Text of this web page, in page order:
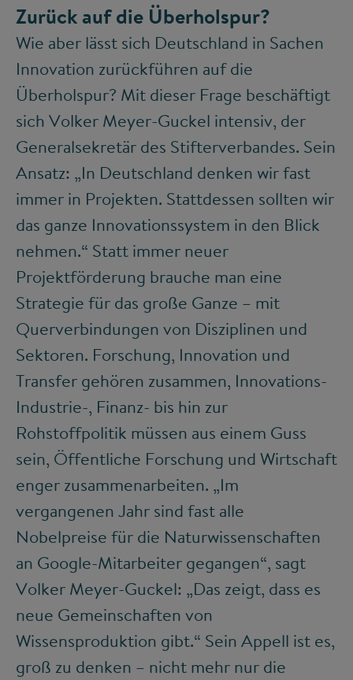
Zurück auf die Überholspur?
Wie aber lässt sich Deutschland in Sachen
Innovation zurückführen auf die
Überholspur? Mit dieser Frage beschäftigt
sich Volker Meyer-Guckel intensiv, der
Generalsekretär des Stifterverbandes. Sein
Ansatz: „In Deutschland denken wir fast
immer in Projekten. Stattdessen sollten wir
das ganze Innovationssystem in den Blick
nehmen.“ Statt immer neuer
Projektförderung brauche man eine
Strategie für das große Ganze – mit
Querverbindungen von Disziplinen und
Sektoren. Forschung, Innovation und
Transfer gehören zusammen, Innovations-
Industrie-, Finanz- bis hin zur
Rohstoffpolitik müssen aus einem Guss
sein, Öffentliche Forschung und Wirtschaft
enger zusammenarbeiten. „Im
vergangenen Jahr sind fast alle
Nobelpreise für die Naturwissenschaften
an Google-Mitarbeiter gegangen“, sagt
Volker Meyer-Guckel: „Das zeigt, dass es
neue Gemeinschaften von
Wissensproduktion gibt.“ Sein Appell ist es,
groß zu denken – nicht mehr nur die